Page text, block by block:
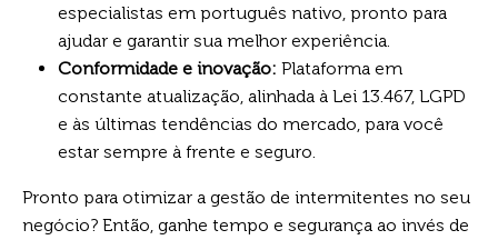
especialistas em português nativo, pronto para
ajudar e garantir sua melhor experiência.
Conformidade e inovação: Plataforma em
constante atualização, alinhada à Lei 13.467, LGPD
e às últimas tendências do mercado, para você
estar sempre à frente e seguro.
Pronto para otimizar a gestão de intermitentes no seu
negócio? Então, ganhe tempo e segurança ao invés de